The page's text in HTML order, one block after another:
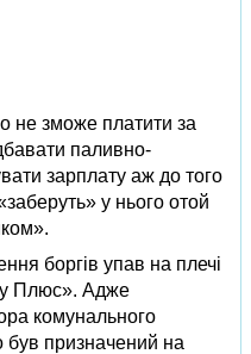
не зможе платити за
паливно-
зарплату аж до того
у нього отой
боргів упав на плечі
Плюс». Адже
комунального
був призначений на